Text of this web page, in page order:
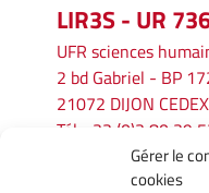
Gérer le
cookies
LIR3S - UR
UFR sciences
2 bd Gabriel - BP
21072 DIJON CEDEX
Tél. : 33 (0)3 80 39
lir3s@u-